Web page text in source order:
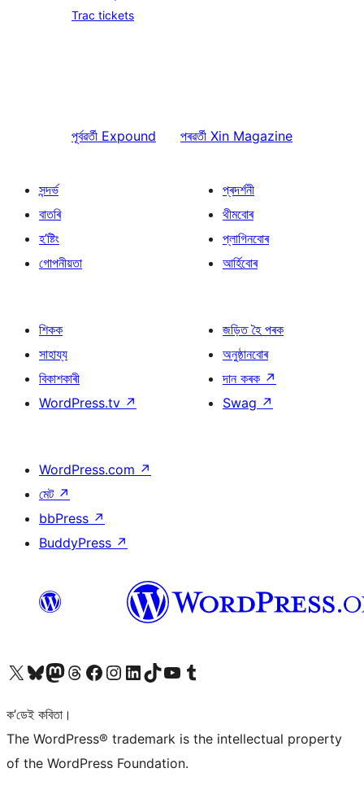
Trac tickets
পূৰ্বৱৰ্তী Expound পৰৱৰ্তী Xin Magazine
সন্দৰ্ভ
বাতৰি
হ’ষ্টিং
গোপনীয়তা
প্ৰদৰ্শনী
থীমবোৰ
প্লাগিনবোৰ
আৰ্হিবোৰ
শিকক
সাহায্য
বিকাশকাৰী
WordPress.tv ↗
জড়িত হৈ পৰক
অনুষ্ঠানবোৰ
দান কৰক ↗
Swag ↗
WordPress.com ↗
মেট ↗
bbPress ↗
BuddyPress ↗
আমাৰ X (আগৰ Twitter) একাউণ্টলৈ যাওকআমাৰ Bluesky একাউণ্টলৈ যাওকআমাৰ Mastodon একাউণ্টলৈ যাওকআমাৰ Threads একাউণ্টলৈ যাওকআমাৰ Facebook পৃষ্ঠালৈ যাওকআমাৰ Instagram একাউণ্টলৈ যাওকআমাৰ LinkedIn একাউণ্টলৈ যাওকআমাৰ TikTok একাউণ্টলৈ যাওকআমাৰ YouTube চেনেললৈ যাওকআমাৰ Tumblr একাউণ্টলৈ যাওক
ক’ডেই কবিতা।
The WordPress® trademark is the intellectual property
of the WordPress Foundation.